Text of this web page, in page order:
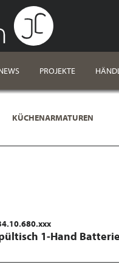
PROJEKTE
KÜCHENARMATUREN
1-Hand Batterie